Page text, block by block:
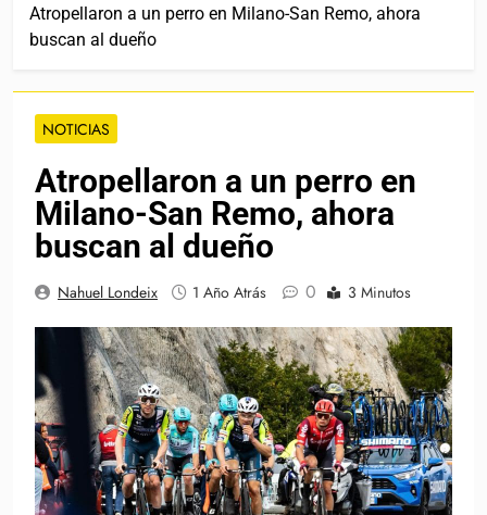
Atropellaron a un perro en Milano-San Remo, ahora
buscan al dueño
NOTICIAS
Atropellaron a un perro en
Milano-San Remo, ahora
buscan al dueño
Nahuel Londeix 1 Año Atrás 0 3 Minutos